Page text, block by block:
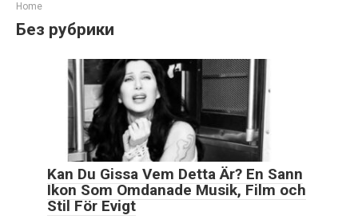
Home
Без рубрики
Kan Du Gissa Vem Detta Är? En Sann
Ikon Som Omdanade Musik, Film och
Stil För Evigt